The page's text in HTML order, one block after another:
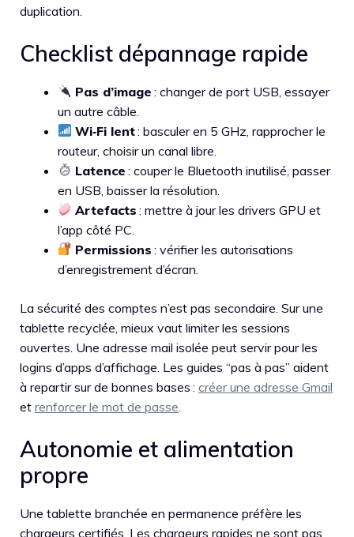
duplication.
Checklist dépannage rapide
Pas d’image : changer de port USB, essayer
un autre câble.
Wi‑Fi lent: basculer en 5 GHz, rapprocher le
routeur, choisir un canal libre.
Latence : couper le Bluetooth inutilisé, passer
en USB, baisser la résolution.
Artefacts : mettre à jour les drivers GPU et
l’app côté PC.
Permissions : vérifier les autorisations
d’enregistrement d’écran.
La sécurité des comptes n’est pas secondaire. Sur une
tablette recyclée, mieux vaut limiter les sessions
ouvertes. Une adresse mail isolée peut servir pour les
logins d’apps d’affichage. Les guides “pas à pas” aident
à repartir sur de bonnes bases : créer une adresse Gmail
et renforcer le mot de passe
Autonomie et alimentation
propre
Une tablette branchée en permanence préfère les
chargeurs certifiés. Les chargeurs rapides ne sont pas